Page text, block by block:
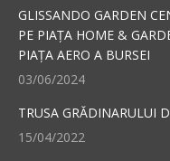
in
new
window
in
new
window
GLISSANDO GARDEN
PE PIAȚA HOME &
PIAȚA AERO A BURSEI
03/06/2024
TRUSA GRĂDINARULUI
15/04/2022